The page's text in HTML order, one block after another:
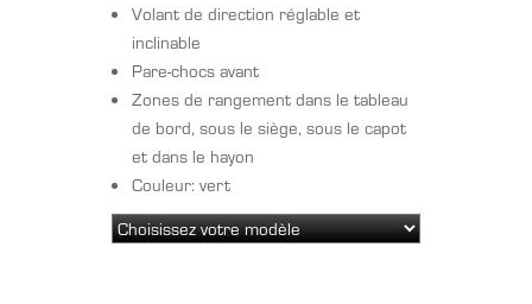
Volant de direction réglable et
inclinable
Pare-chocs avant
Zones de rangement dans le tableau
de bord, sous le siège, sous le capot
et dans le hayon
Couleur: vert